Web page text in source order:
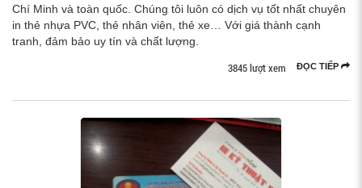
Chí Minh và toàn quốc. Chúng tôi luôn có dịch vụ tốt nhất chuyên
in thẻ nhựa PVC, thẻ nhân viên, thẻ xe… Với giá thành cạnh
tranh, đảm bảo uy tín và chất lượng.
ĐỌC TIẾP
3845 lượt xem